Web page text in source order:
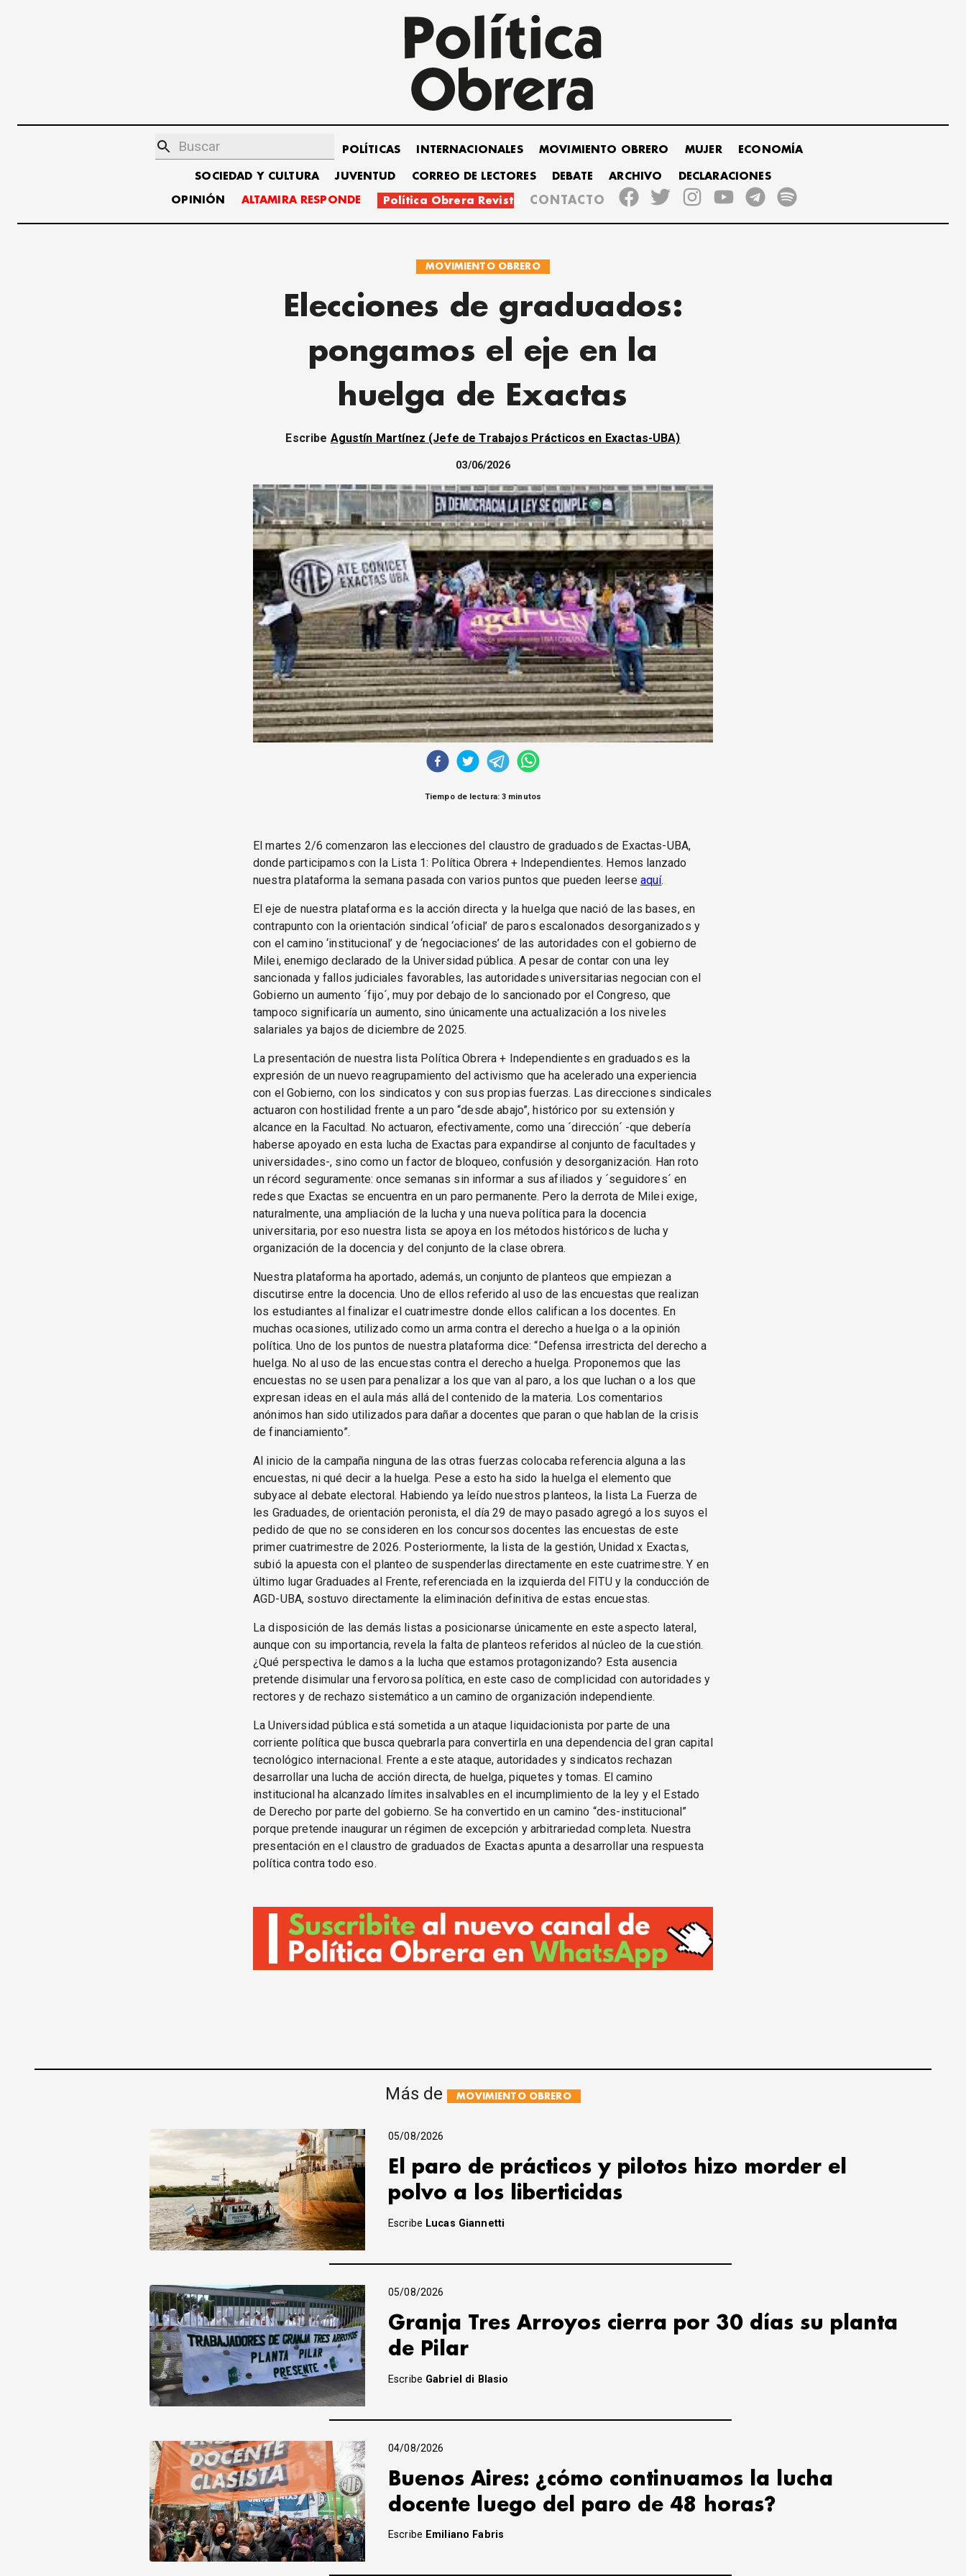
POLÍTICAS INTERNACIONALES MOVIMIENTO OBRERO MUJER ECONOMÍA
SOCIEDAD Y CULTURA JUVENTUD CORREO DE LECTORES DEBATE ARCHIVO DECLARACIONES
OPINIÓN ALTAMIRA RESPONDE Política Obrera Revista CONTACTO
MOVIMIENTO OBRERO
Elecciones de graduados:
pongamos el eje en la
huelga de Exactas
Escribe Agustín Martínez (Jefe de Trabajos Prácticos en Exactas-UBA)
03/06/2026
Tiempo de lectura: 3 minutos
El martes 2/6 comenzaron las elecciones del claustro de graduados de Exactas-UBA,
donde participamos con la Lista 1: Política Obrera + Independientes. Hemos lanzado
nuestra plataforma la semana pasada con varios puntos que pueden leerse aquí.
El eje de nuestra plataforma es la acción directa y la huelga que nació de las bases, en
contrapunto con la orientación sindical ‘oficial’ de paros escalonados desorganizados y
con el camino ‘institucional’ y de ‘negociaciones’ de las autoridades con el gobierno de
Milei, enemigo declarado de la Universidad pública. A pesar de contar con una ley
sancionada y fallos judiciales favorables, las autoridades universitarias negocian con el
Gobierno un aumento ´fijo´, muy por debajo de lo sancionado por el Congreso, que
tampoco significaría un aumento, sino únicamente una actualización a los niveles
salariales ya bajos de diciembre de 2025.
La presentación de nuestra lista Política Obrera + Independientes en graduados es la
expresión de un nuevo reagrupamiento del activismo que ha acelerado una experiencia
con el Gobierno, con los sindicatos y con sus propias fuerzas. Las direcciones sindicales
actuaron con hostilidad frente a un paro “desde abajo”, histórico por su extensión y
alcance en la Facultad. No actuaron, efectivamente, como una ´dirección´ -que debería
haberse apoyado en esta lucha de Exactas para expandirse al conjunto de facultades y
universidades-, sino como un factor de bloqueo, confusión y desorganización. Han roto
un récord seguramente: once semanas sin informar a sus afiliados y ´seguidores´ en
redes que Exactas se encuentra en un paro permanente. Pero la derrota de Milei exige,
naturalmente, una ampliación de la lucha y una nueva política para la docencia
universitaria, por eso nuestra lista se apoya en los métodos históricos de lucha y
organización de la docencia y del conjunto de la clase obrera.
Nuestra plataforma ha aportado, además, un conjunto de planteos que empiezan a
discutirse entre la docencia. Uno de ellos referido al uso de las encuestas que realizan
los estudiantes al finalizar el cuatrimestre donde ellos califican a los docentes. En
muchas ocasiones, utilizado como un arma contra el derecho a huelga o a la opinión
política. Uno de los puntos de nuestra plataforma dice: “Defensa irrestricta del derecho a
huelga. No al uso de las encuestas contra el derecho a huelga. Proponemos que las
encuestas no se usen para penalizar a los que van al paro, a los que luchan o a los que
expresan ideas en el aula más allá del contenido de la materia. Los comentarios
anónimos han sido utilizados para dañar a docentes que paran o que hablan de la crisis
de financiamiento”.
Al inicio de la campaña ninguna de las otras fuerzas colocaba referencia alguna a las
encuestas, ni qué decir a la huelga. Pese a esto ha sido la huelga el elemento que
subyace al debate electoral. Habiendo ya leído nuestros planteos, la lista La Fuerza de
les Graduades, de orientación peronista, el día 29 de mayo pasado agregó a los suyos el
pedido de que no se consideren en los concursos docentes las encuestas de este
primer cuatrimestre de 2026. Posteriormente, la lista de la gestión, Unidad x Exactas,
subió la apuesta con el planteo de suspenderlas directamente en este cuatrimestre. Y en
último lugar Graduades al Frente, referenciada en la izquierda del FITU y la conducción de
AGD-UBA, sostuvo directamente la eliminación definitiva de estas encuestas.
La disposición de las demás listas a posicionarse únicamente en este aspecto lateral,
aunque con su importancia, revela la falta de planteos referidos al núcleo de la cuestión.
¿Qué perspectiva le damos a la lucha que estamos protagonizando? Esta ausencia
pretende disimular una fervorosa política, en este caso de complicidad con autoridades y
rectores y de rechazo sistemático a un camino de organización independiente.
La Universidad pública está sometida a un ataque liquidacionista por parte de una
corriente política que busca quebrarla para convertirla en una dependencia del gran capital
tecnológico internacional. Frente a este ataque, autoridades y sindicatos rechazan
desarrollar una lucha de acción directa, de huelga, piquetes y tomas. El camino
institucional ha alcanzado límites insalvables en el incumplimiento de la ley y el Estado
de Derecho por parte del gobierno. Se ha convertido en un camino “des-institucional”
porque pretende inaugurar un régimen de excepción y arbitrariedad completa. Nuestra
presentación en el claustro de graduados de Exactas apunta a desarrollar una respuesta
política contra todo eso.
Más de MOVIMIENTO OBRERO
05/08/2026
El paro de prácticos y pilotos hizo morder el
polvo a los liberticidas
Escribe Lucas Giannetti
05/08/2026
Granja Tres Arroyos cierra por 30 días su planta
de Pilar
Escribe Gabriel di Blasio
04/08/2026
Buenos Aires: ¿cómo continuamos la lucha
docente luego del paro de 48 horas?
Escribe Emiliano Fabris